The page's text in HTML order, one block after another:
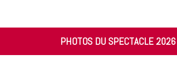
PHOTOS DU SPECTACLE